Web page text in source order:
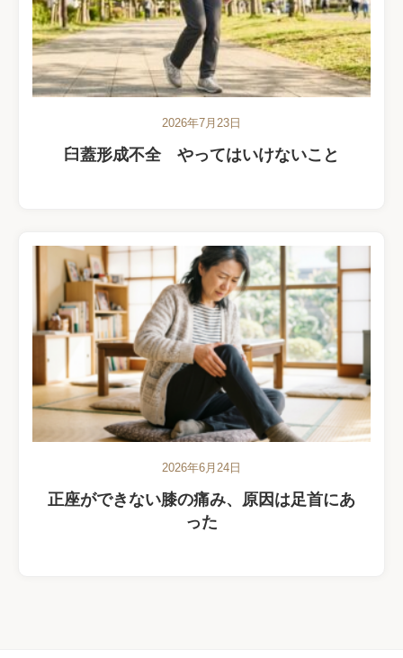
2026年7月23日
臼蓋形成不全 やってはいけないこと
2026年6月24日
正座ができない膝の痛み、原因は足首にあ
った